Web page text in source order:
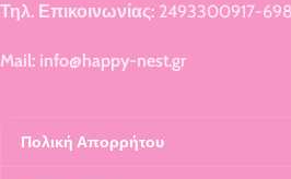
Τηλ. Επικοινωνίας: 2493300917-
Mail: info@happy-nest.gr
Πολική Απορρήτου